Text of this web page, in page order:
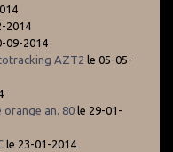
2014
09-2014
AZT2 le 05-05-
orange an. 80 le 29-01-
le 23-01-2014